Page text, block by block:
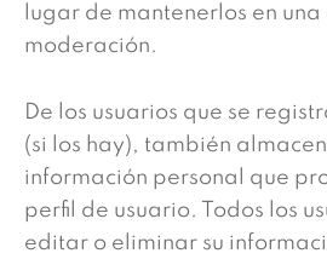
lugar de mantenerlos en
moderación.
De los usuarios que se
(si los hay), también
información personal que
perfil de usuario. Todos los
editar o eliminar su